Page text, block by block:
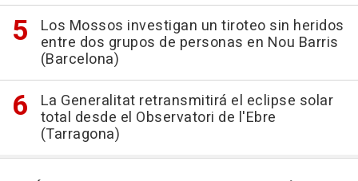
Los Mossos investigan un tiroteo sin heridos
entre dos grupos de personas en Nou Barris
(Barcelona)
La Generalitat retransmitirá el eclipse solar
total desde el Observatori de l'Ebre
(Tarragona)